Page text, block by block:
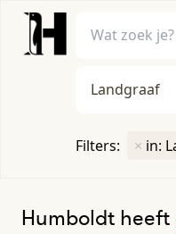
Filters: × in:
Humboldt heeft